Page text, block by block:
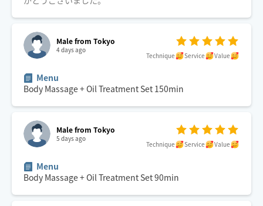
Male from Tokyo
4 days ago
Technique Service Value
Menu
Body Massage + Oil Treatment Set 150min
Male from Tokyo
5 days ago
Technique Service Value
Menu
Body Massage + Oil Treatment Set90min